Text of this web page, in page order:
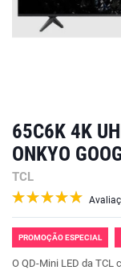
65C6K 4K
ONKYO
TCL
PROMOÇÃO ESPECIAL
O QD-Mini LED da TCL